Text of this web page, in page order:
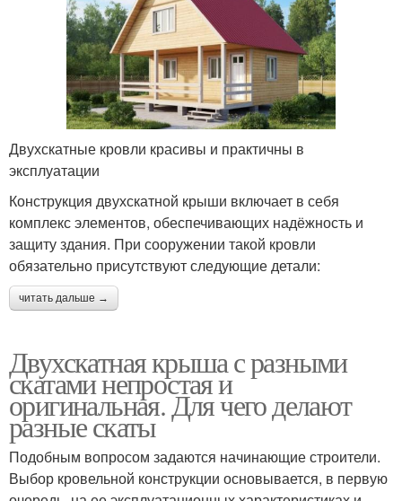
Двухскатные кровли красивы и практичны в
эксплуатации
Конструкция двухскатной крыши включает в себя
комплекс элементов, обеспечивающих надёжность и
защиту здания. При сооружении такой кровли
обязательно присутствуют следующие детали:
читать дальше →
Двухскатная крыша с разными
скатами непростая и
оригинальная. Для чего делают
разные скаты
Подобным вопросом задаются начинающие строители.
Выбор кровельной конструкции основывается, в первую